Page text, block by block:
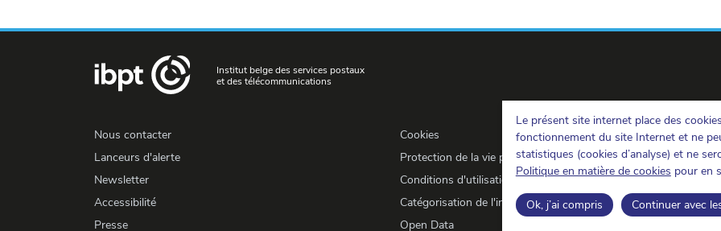
Le présent site internet place des
fonctionnement du site Internet et ne
statistiques (cookies d’analyse) et ne
Politique en matière de cookies pour en
Ok, j’ai compris Continuer avec
Institut belge des services postaux
et des télécommunications
Nous contacter
Lanceurs d'alerte
Newsletter
Accessibilité
Presse
Cookies
Protection de la vie privée
Conditions d'utilisation et copyrights
Catégorisation de l'information
Open Data